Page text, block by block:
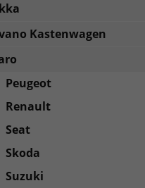
Kastenwagen
Peugeot
Renault
Seat
Skoda
Suzuki